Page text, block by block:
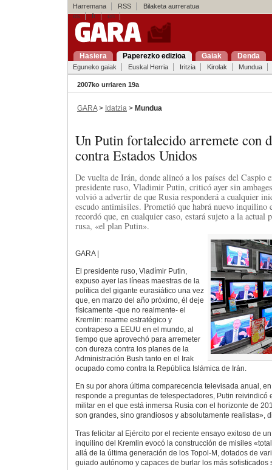
Harremana RSS
Bilaketa aurreratua
es
fr en
Hasiera Paperezko edizioa Gaiak Denda
Eguneko gaiak Euskal Herria Iritzia Kirolak Mundua
2007ko urriaren 19a
GARA> Idatzia > Mundua
Un Putin fortalecido arremete con
contra Estados Unidos
De vuelta de Irán, donde alineó a los países del Caspio
presidente ruso, Vladimir Putin, criticó ayer sin
volvió a advertir de que Rusia responderá a cualquier
escudo antimisiles. Prometió que habrá nuevo inquilino
recordó que, en cualquier caso, estará sujeto a la actual
rusa, «el plan Putin».
GARA |
El presidente ruso, Vladímir Putin,
expuso ayer las líneas maestras de la
política del gigante eurasiático una vez
que, en marzo del año próximo, él deje
físicamente -que no realmente- el
Kremlin: rearme estratégico y
contrapeso a EEUU en el mundo, al
tiempo que aprovechó para arremeter
con dureza contra los planes de la
Administración Bush tanto en el Irak
ocupado como contra la República Islámica de Irán.
En su por ahora última comparecencia televisada anual,
responde a preguntas de telespectadores, Putin reivindicó
militar en el que está inmersa Rusia con el horizonte de
son grandes, sino grandiosos y absolutamente realistas»,
Tras felicitar al Ejército por el reciente ensayo exitoso de
inquilino del Kremlin evocó la construcción de misiles
allá de la última generación de los Topol-M, dotados de
guiado autónomo y capaces de burlar los más sofisticados